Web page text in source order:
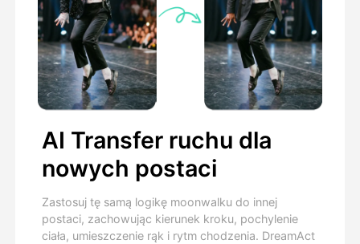
AI Transfer ruchu dla
nowych postaci
Zastosuj tę samą logikę moonwalku do innej
postaci, zachowując kierunek kroku, pochylenie
ciała, umieszczenie rąk i rytm chodzenia. DreamAct